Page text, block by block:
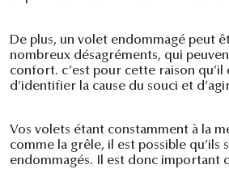
De plus, un volet endommagé peut
nombreux désagréments, qui
confort. c’est pour cette raison qu’il
d’identifier la cause du souci et
Vos volets étant constamment à la
comme la grêle, il est possible qu’ils
endommagés. Il est donc important